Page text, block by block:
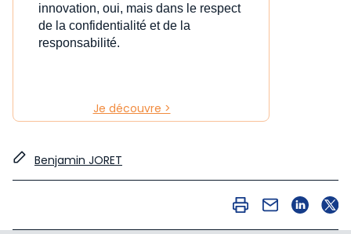
innovation, oui, mais dans le respect
de la confidentialité et de la
responsabilité.
Je découvre >
Benjamin JORET